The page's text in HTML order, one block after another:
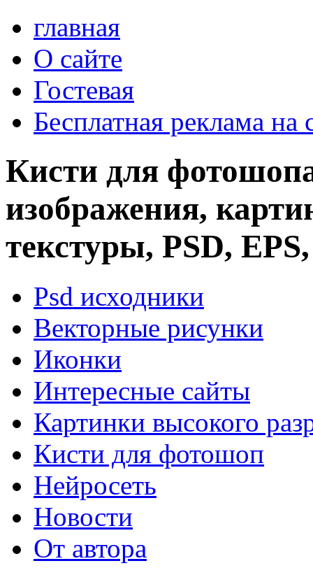
главная
О сайте
Гостевая
Бесплатная реклама на
Кисти для
изображения,
текстуры, PSD,
Psd исходники
Векторные рисунки
Иконки
Интересные сайты
Картинки высокого
Кисти для фотошоп
Нейросеть
Новости
От автора